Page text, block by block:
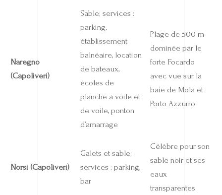
Naregno
(Capoliveri)
Sable; services :
parking,
établissement
balnéaire, location
de bateaux,
écoles de
planche à voile et
de voile, ponton
d’amarrage
Plage de 500 m
dominée par le
forte Focardo
avec vue sur la
baie de Mola et
Porto Azzurro
Norsi (Capoliveri)
Galets et sable;
services : parking,
bar
Célèbre pour son
sable noir et ses
eaux
transparentes